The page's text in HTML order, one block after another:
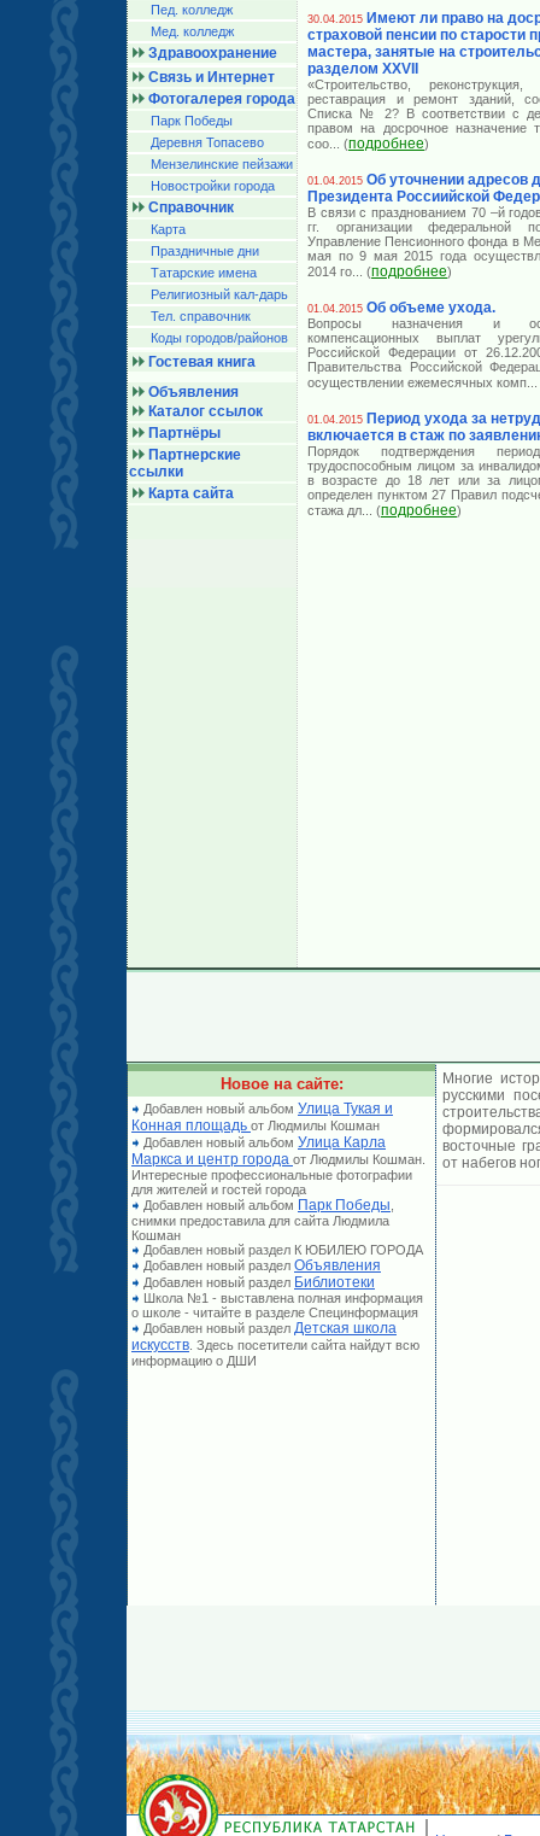
Пед. колледж
Мед. колледж
Здравоохранение
Связь и Интернет
Фотогалерея города
Парк Победы
Деревня Топасево
Мензелинские пейзажи
Новостройки города
Справочник
Карта
Праздничные дни
Татарские имена
Религиозный кал-дарь
Тел. справочник
Коды городов/райoнов
Гостевая книга
Объявления
Каталог ссылок
Партнёры
Партнерские
ссылки
Карта сайта
30.04.2015 Имеют ли право на
страховой пенсии по старости
мастера, занятые на
разделом XXVII
«Строительство, реконструкция,
реставрация и ремонт зданий,
Списка № 2? В соответствии с
правом на досрочное назначение
соо ... (подробнее)
01.04.2015 Об уточнении адресов
Президента Россиийской
В связи с празднованием 70 –й
гг. организации федеральной
Управление Пенсионного фонда в
мая по 9 мая 2015 года
2014 го ... (подробнее)
01.04.2015 Об объеме ухода.
Вопросы назначения и
компенсационных выплат
Российской Федерации от
Правительства Российской
осуществлении ежемесячных комп
01.04.2015 Период ухода за
включается в стаж по
Порядок подтверждения
трудоспособным лицом за
в возрасте до 18 лет или за
определен пунктом 27 Правил
стажа дл ... (подробнее)
Новое на сайте:
Добавлен новый альбом Улица Тукая и
Конная площадь от Людмилы Кошман
Добавлен новый альбом Улица Карла
Маркса и центр города от Людмилы Кошман.
Интересные профессиональные фотографии
для жителей и гостей города
Добавлен новый альбом Парк Победы
снимки предоставила для сайта Людмила
Кошман
Добавлен новый раздел К ЮБИЛЕЮ ГОРОДА
Добавлен новый раздел Объявления
Добавлен новый раздел Библиотеки
Школа №1 - выставлена полная информация
о школе - читайте в разделе Специнформация
Добавлен новый раздел Детская школа
искусств . Здесь посетители сайта найдут всю
информацию о ДШИ
Многие
русскими
восточные
от набегов